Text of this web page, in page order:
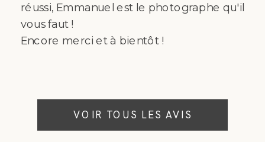
VOIR TOUS LES AVIS
réussi, Emmanuel est le photographe qu'il
vous faut !
Encore merci et à bientôt !